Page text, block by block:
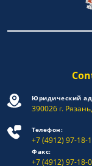
Юридический
390026 г.
Телефон:
+7 (4912) 97-18-
Факс:
+7 (4912) 97-18-